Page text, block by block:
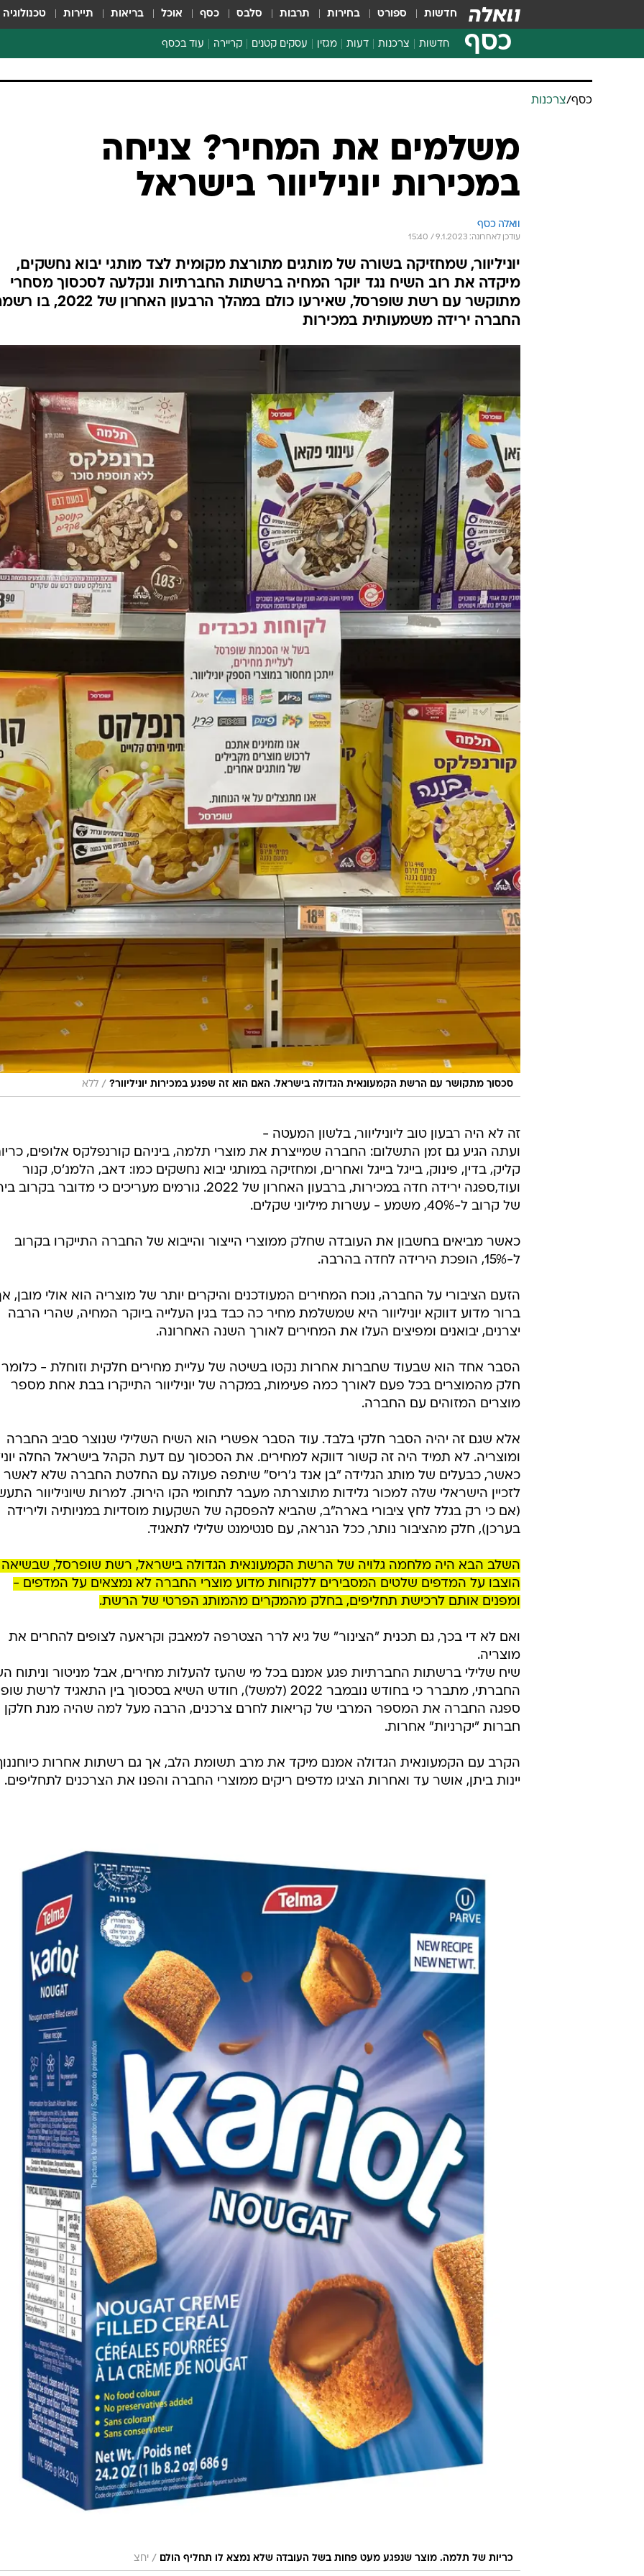
חדשות ספורט בחירות תרבות סלבס כסף אוכל בריאות תיירות טכנולוגיה
כסף חדשות צרכנות
צרכנות פיננסית
דעות מגזין עסקים קטנים קריירה עוד בכסף
הלאונג'
ספורט ביזנס
כסף/צרכנות
משלמים את המחיר? צניחה
במכירות יוניליוור בישראל
וואלה כסף
עודכן לאחרונה: 9.1.2023 / 15:40
יוניליוור, שמחזיקה בשורה של מותגים מתורצת מקומית לצד מותגי יבוא נחשקים,
מיקדה את רוב השיח נגד יוקר המחיה ברשתות החברתיות ונקלעה לסכסוך מסחרי
מתוקשר עם רשת שופרסל, שאירעו כולם במהלך הרבעון האחרון של
החברה ירידה משמעותית במכירות
סכסוך מתקושר עם הרשת הקמעונאית הגדולה בישראל. האם הוא זה שפגע במכירות יוניליוור? / ללא
זה לא היה רבעון טוב ליוניליוור, בלשון המעטה -
ועתה הגיע גם זמן התשלום: החברה שמייצרת את מוצרי תלמה, ביניהם קורנפלקס אלופים,
קליק, בדין, פינוק, בייגל בייגל ואחרים, ומחזיקה במותגי יבוא נחשקים כמו: דאב, הלמנ'ס, קנור
ועוד,ספגה ירידה חדה במכירות, ברבעון האחרון של 2022. גורמים מעריכים כי מדובר
של קרוב ל-40%, משמע - עשרות מיליוני שקלים.
כאשר מביאים בחשבון את העובדה שחלק ממוצרי הייצור והייבוא של החברה התייקרו בקרוב
ל-15%, הופכת הירידה לחדה בהרבה.
הזעם הציבורי על החברה, נוכח המחירים המעודכנים והיקרים יותר של מוצריה הוא אולי מובן,
ברור מדוע דווקא יוניליוור היא שמשלמת מחיר כה כבד בגין העלייה ביוקר המחיה, שהרי הרבה
יצרנים, יבואנים ומפיצים העלו את המחירים לאורך השנה האחרונה.
הסבר אחד הוא שבעוד שחברות אחרות נקטו בשיטה של עליית מחירים חלקית וזוחלת - כלומר
חלק מהמוצרים בכל פעם לאורך כמה פעימות, במקרה של יוניליוור התייקרו בבת אחת מספר
מוצרים המזוהים עם החברה.
אלא שגם זה יהיה הסבר חלקי בלבד. עוד הסבר אפשרי הוא השיח השלילי שנוצר סביב החברה
ומוצריה. לא תמיד היה זה קשור דווקא למחירים. את הסכסוך עם דעת הקהל בישראל החלה
כאשר, כבעלים של מותג הגלידה "בן אנד ג'ריס" שיתפה פעולה עם החלטת החברה שלא לאשר
לזכיין הישראלי שלה למכור גלידות מתוצרתה מעבר לתחומי הקו הירוק. למרות שיוניליוור
(אם כי רק בגלל לחץ ציבורי בארה"ב, שהביא להפסקה של השקעות מוסדיות במניותיה ולירידה
בערכן), חלק מהציבור נותר, ככל הנראה, עם סנטימנט שלילי לתאגיד.
השלב הבא היה מלחמה גלויה של הרשת הקמעונאית הגדולה בישראל, רשת שופרסל,
הוצבו על המדפים שלטים המסבירים ללקוחות מדוע מוצרי החברה לא נמצאים על המדפים -
ומפנים אותם לרכישת תחליפים, בחלק מהמקרים מהמותג הפרטי של הרשת.
ואם לא די בכך, גם תכנית "הצינור" של גיא לרר הצטרפה למאבק וקראעה לצופים להחרים את
מוצריה.
שיח שלילי ברשתות החברתיות פגע אמנם בכל מי שהעז להעלות מחירים, אבל מניטור וניתוח
החברתי, מתברר כי בחודש נובמבר 2022 (למשל), חודש השיא בסכסוך בין התאגיד לרשת
ספגה החברה את המספר המרבי של קריאות לחרם צרכנים, הרבה מעל למה שהיה מנת חלקן
חברות "יקרניות" אחרות.
הקרב עם הקמעונאית הגדולה אמנם מיקד את מרב תשומת הלב, אך גם רשתות אחרות
יינות ביתן, אושר עד ואחרות הציגו מדפים ריקים ממוצרי החברה והפנו את הצרכנים לתחליפים.
כריות של תלמה. מוצר שנפגע מעט פחות בשל העובדה שלא נמצא לו תחליף הולם / יחצ